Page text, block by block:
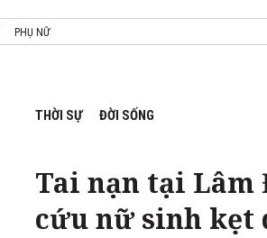
PHỤ NỮ
THỜI SỰ ĐỜI SỐNG
Tai nạn tại Lâm
cứu nữ sinh kẹt